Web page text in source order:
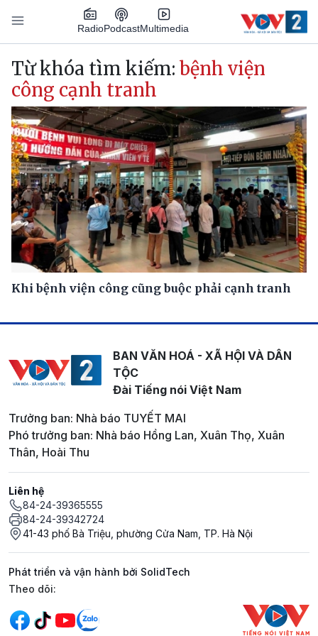
Nhảy đến nội dung
RadioPodcastMultimedia
Main navigation
Từ khóa tìm kiếm: bệnh viện
công cạnh tranh
Khi bệnh viện công cũng buộc phải cạnh tranh
BAN VĂN HOÁ - XÃ HỘI VÀ DÂN
TỘC
Đài Tiếng nói Việt Nam
Trưởng ban: Nhà báo TUYẾT MAI
Phó trưởng ban: Nhà báo Hồng Lan, Xuân Thọ, Xuân
Thân, Hoài Thu
Liên hệ
84-24-39365555
84-24-39342724
41-43 phố Bà Triệu, phường Cửa Nam, TP. Hà Nội
Phát triển và vận hành bởi SolidTech
Mạng xã hội
Theo dõi: